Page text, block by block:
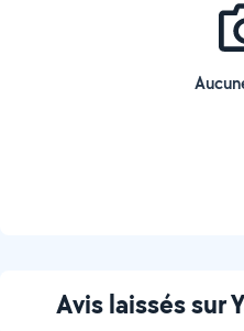
Avis laissés sur